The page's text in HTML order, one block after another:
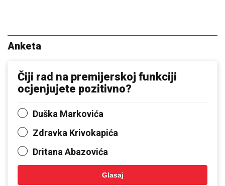
Anketa
Čiji rad na premijerskoj funkciji
ocjenjujete pozitivno?
Duška Markovića
Zdravka Krivokapića
Dritana Abazovića
Glasaj